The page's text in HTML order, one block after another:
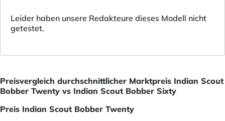
Leider haben unsere Redakteure dieses Modell nicht
getestet.
Preisvergleich durchschnittlicher Marktpreis Indian Scout
Bobber Twenty vs Indian Scout Bobber Sixty
Preis Indian Scout Bobber Twenty